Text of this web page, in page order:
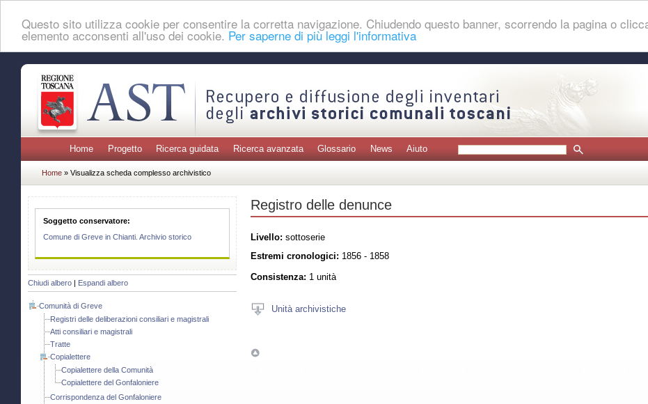
Questo sito utilizza cookie per consentire la corretta navigazione. Chiudendo questo banner, scorrendo la pagina o
elemento acconsenti all'uso dei cookie. Per saperne di più leggi l'informativa
Home Progetto Ricerca guidata Ricerca avanzata Glossario News Aiuto
Home » Visualizza scheda complesso archivistico
Soggetto conservatore:
Comune di Greve in Chianti. Archivio storico
Chiudi albero Espandi albero
Comunità di Greve
Registri delle deliberazioni consiliari e magistrali
Atti consiliari e magistrali
Tratte
Copialettere
Copialettere della Comunità
Copialettere del Gonfaloniere
Corrispondenza del Gonfaloniere
Registro delle denunce
Livello: sottoserie
Estremi cronologici: 1856 - 1858
Consistenza: 1 unità
Unità archivistiche